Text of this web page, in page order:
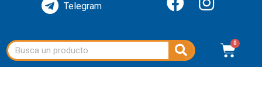
Telegram